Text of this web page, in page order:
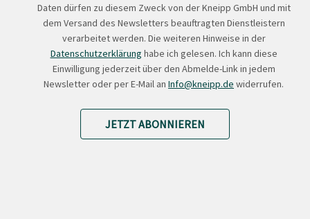
Daten dürfen zu diesem Zweck von der Kneipp GmbH und mit
dem Versand des Newsletters beauftragten Dienstleistern
verarbeitet werden. Die weiteren Hinweise in der
Datenschutzerklärung habe ich gelesen. Ich kann diese
Einwilligung jederzeit über den Abmelde-Link in jedem
Newsletter oder per E-Mail an Info@kneipp.de widerrufen.
JETZT ABONNIEREN